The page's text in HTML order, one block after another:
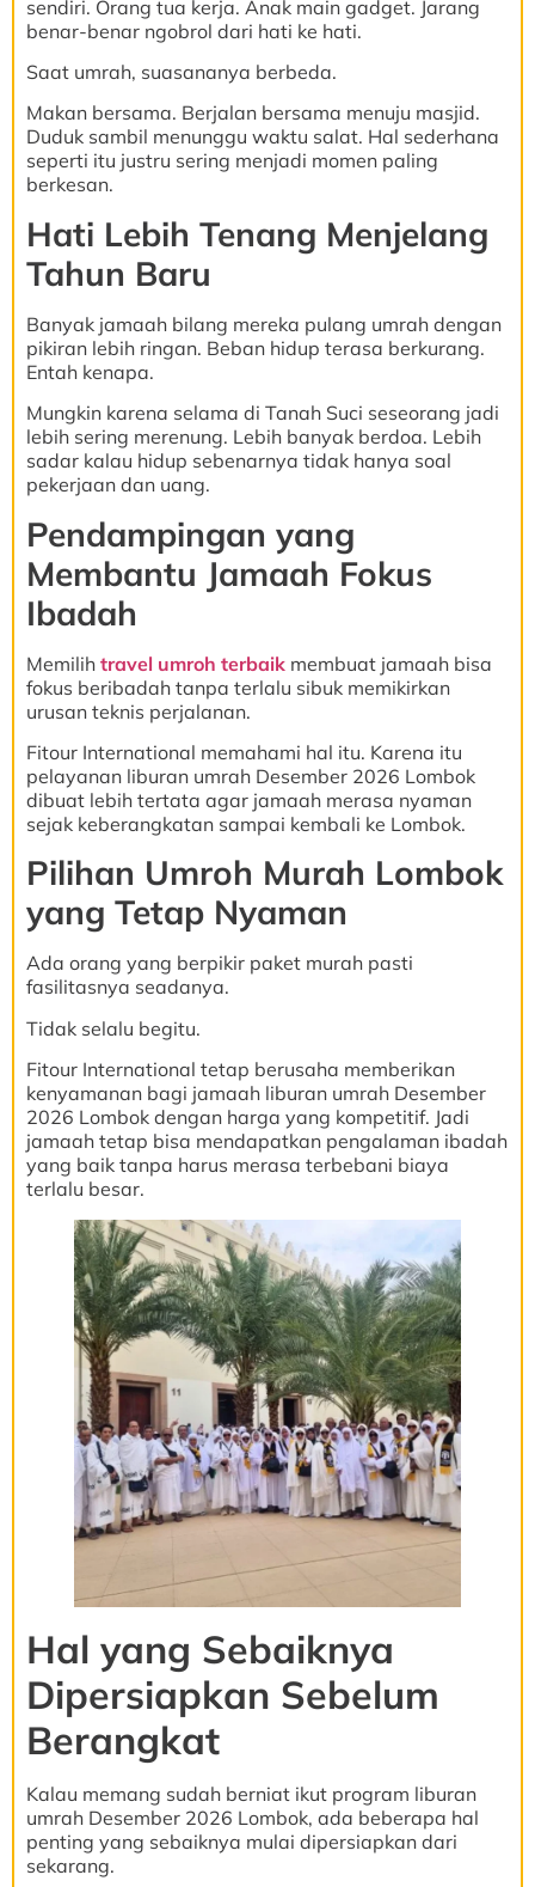
sendiri. Orang tua kerja. Anak main gadget. Jarang
benar-benar ngobrol dari hati ke hati.
Saat umrah, suasananya berbeda.
Makan bersama. Berjalan bersama menuju masjid.
Duduk sambil menunggu waktu salat. Hal sederhana
seperti itu justru sering menjadi momen paling
berkesan.
Hati Lebih Tenang Menjelang
Tahun Baru
Banyak jamaah bilang mereka pulang umrah dengan
pikiran lebih ringan. Beban hidup terasa berkurang.
Entah kenapa.
Mungkin karena selama di Tanah Suci seseorang jadi
lebih sering merenung. Lebih banyak berdoa. Lebih
sadar kalau hidup sebenarnya tidak hanya soal
pekerjaan dan uang.
Pendampingan yang
Membantu Jamaah Fokus
Ibadah
Memilih travel umroh terbaik membuat jamaah bisa
fokus beribadah tanpa terlalu sibuk memikirkan
urusan teknis perjalanan.
Fitour International memahami hal itu. Karena itu
pelayanan liburan umrah Desember 2026 Lombok
dibuat lebih tertata agar jamaah merasa nyaman
sejak keberangkatan sampai kembali ke Lombok.
Pilihan Umroh Murah Lombok
yang Tetap Nyaman
Ada orang yang berpikir paket murah pasti
fasilitasnya seadanya.
Tidak selalu begitu.
Fitour International tetap berusaha memberikan
kenyamanan bagi jamaah liburan umrah Desember
2026 Lombok dengan harga yang kompetitif. Jadi
jamaah tetap bisa mendapatkan pengalaman ibadah
yang baik tanpa harus merasa terbebani biaya
terlalu besar.
Hal yang Sebaiknya
Dipersiapkan Sebelum
Berangkat
Kalau memang sudah berniat ikut program liburan
umrah Desember 2026 Lombok, ada beberapa hal
penting yang sebaiknya mulai dipersiapkan dari
sekarang.